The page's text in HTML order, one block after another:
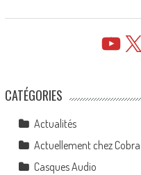
YouTube
CATÉGORIES
Actualités
Actuellement chez Cobra
Casques Audio